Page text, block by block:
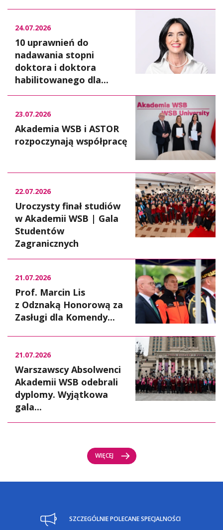
24.07.2026
10 uprawnień do
nadawania stopni
doktora i doktora
habilitowanego dla...
23.07.2026
Akademia WSB i ASTOR
rozpoczynają współpracę
22.07.2026
Uroczysty finał studiów
w Akademii WSB | Gala
Studentów
Zagranicznych
21.07.2026
Prof. Marcin Lis
z Odznaką Honorową za
Zasługi dla Komendy...
21.07.2026
Warszawscy Absolwenci
Akademii WSB odebrali
dyplomy. Wyjątkowa
gala...
WIĘCEJ
SZCZEGÓLNIE POLECANE SPECJALNOŚCI